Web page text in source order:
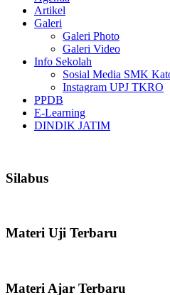
Artikel
Galeri
Galeri Photo
Galeri Video
Info Sekolah
Sosial Media SMK
Instagram UPJ TKRO
PPDB
E-Learning
DINDIK JATIM
Silabus
Materi Uji Terbaru
Materi Ajar Terbaru